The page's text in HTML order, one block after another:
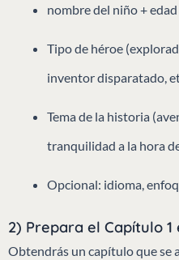
nombre del niño +
Tipo de héroe
inventor disparatado,
Tema de la historia
tranquilidad a la hora
Opcional: idioma,
2) Prepara el Capítulo 1
Obtendrás un capítulo que se